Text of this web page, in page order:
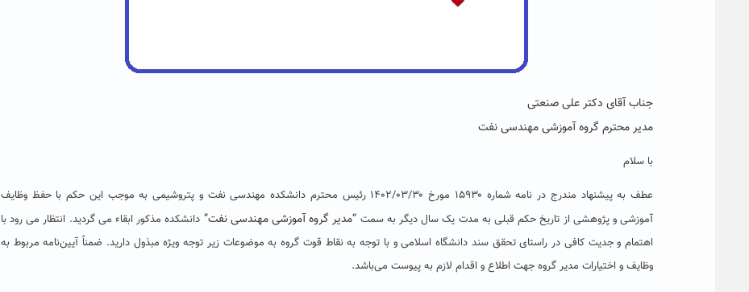
جناب آقای دکتر علی صنعتی
مدیر محترم گروه آموزشی مهندسی نفت
با سلام
عطف به پیشنهاد مندرج در نامه شماره ۱۵۹۳۰ مورخ ۱۴۰۲/۰۳/۳۰ رئیس محترم دانشکده مهندسی نفت و پتروشیمی به موجب این حکم با حفظ وظایف
آموزشی و پژوهشی از تاریخ حکم قبلی به مدت یک سال دیگر به سمت “مدیر گروهآموزشی مهندسی نفت” دانشکده مذکور ابقاء می گردید. انتظار می رود با
اهتمام و جدیت کافی در راستای تحقق سند دانشگاه اسلامی و با توجه به نقاط قوت گروه به موضوعات زیر توجه ویژه مبذول دارید. ضمناً آیین‌نامه مربوط به
وظایف و اختیارات مدیر گروه جهت اطلاع و اقدام لازم به پیوست می‌باشد.